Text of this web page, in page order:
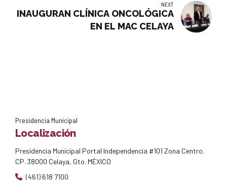
NEXT
INAUGURAN CLÍNICA ONCOLÓGICA
EN EL MAC CELAYA
Presidencia Municipal
Localización
Presidencia Municipal Portal Independencia #101 Zona Centro.
CP. 38000 Celaya, Gto. MÉXICO
(461) 618 7100